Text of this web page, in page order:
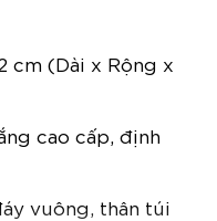
cm (Dài x Rộng x
cao cấp, định
vuông, thân túi